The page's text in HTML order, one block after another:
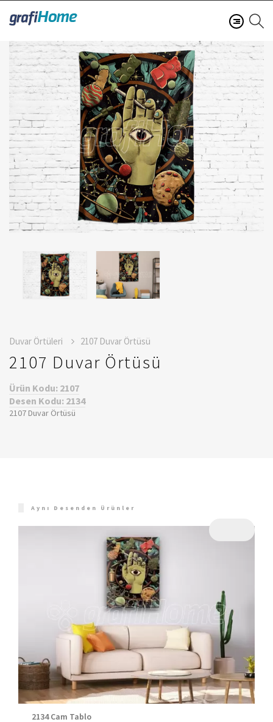
Duvar Örtüleri 2107 Duvar Örtüsü
2107 Duvar Örtüsü
Ürün Kodu: 2107
Desen Kodu: 2134
2107 Duvar Örtüsü
Aynı Desenden Ürünler
2134 Cam Tablo